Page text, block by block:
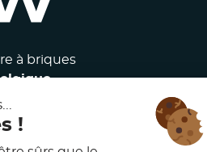
à briques
Hugo
– France